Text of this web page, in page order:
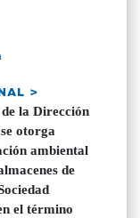
>
la Dirección
otorga
ambiental
de
el término